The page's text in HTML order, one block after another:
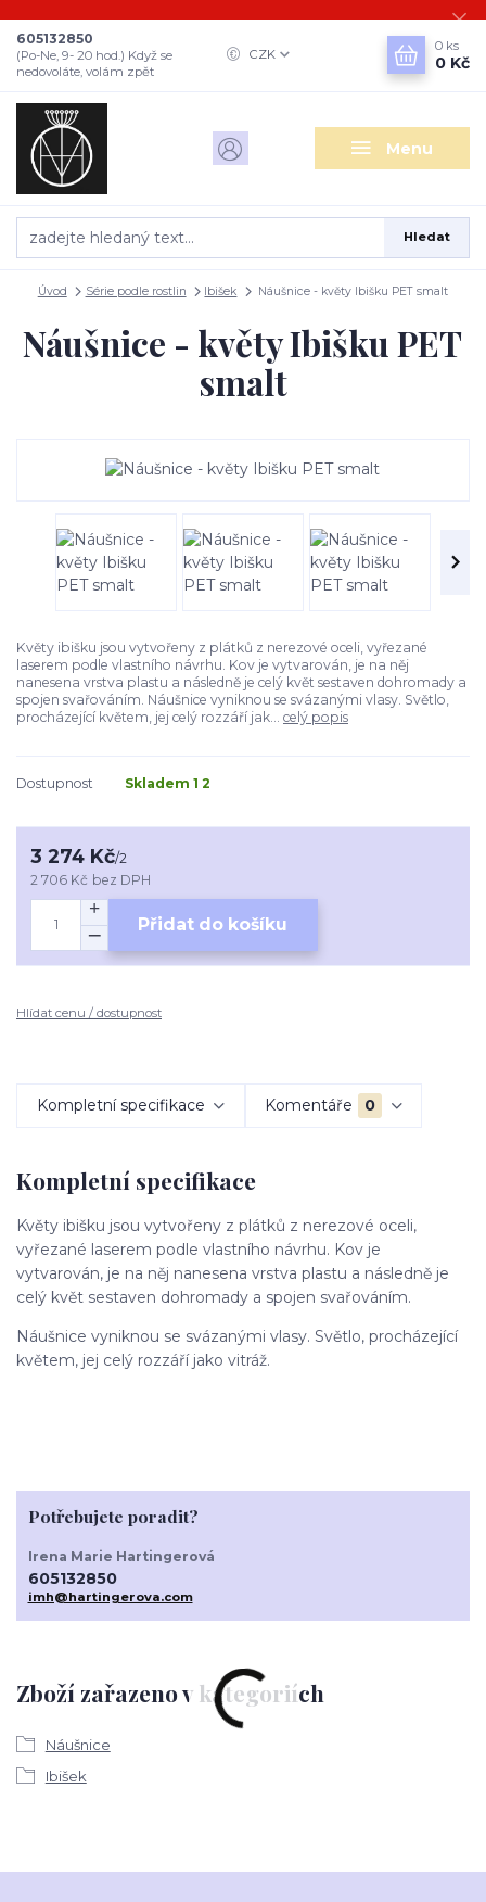
Menu
CZK
Hledat
605132850
(Po-Ne, 9- 20 hod.) Když se
nedovoláte, volám zpět
0 ks
0 Kč
Úvod Série podle rostlin Ibišek Náušnice - květy Ibišku PET smalt
Náušnice - květy Ibišku PET
smalt
Květy ibišku jsou vytvořeny z plátků z nerezové oceli, vyřezané
laserem podle vlastního návrhu. Kov je vytvarován, je na něj
nanesena vrstva plastu a následně je celý květ sestaven dohromady a
spojen svařováním. Náušnice vyniknou se svázanými vlasy. Světlo,
procházející květem, jej celý rozzáří jak... celý popis
Dostupnost Skladem 1 2
3 274 Kč/2
2 706 Kč bez DPH
Přidat do košíku
Hlídat cenu / dostupnost
Kompletní specifikace Komentáře 0
Kompletní specifikace
Květy ibišku jsou vytvořeny z plátků z nerezové oceli,
vyřezané laserem podle vlastního návrhu. Kov je
vytvarován, je na něj nanesena vrstva plastu a následně je
celý květ sestaven dohromady a spojen svařováním.
Náušnice vyniknou se svázanými vlasy. Světlo, procházející
květem, jej celý rozzáří jako vitráž.
Zboží zařazeno v kategoriích
Náušnice
Ibišek
Potřebujete poradit?
Irena Marie Hartingerová
605132850
imh@hartingerova.com